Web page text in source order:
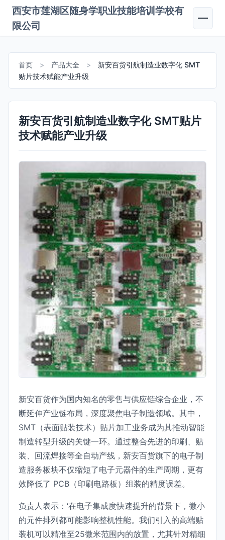
西安市莲湖区随身学职业技能培训学校有
限公司
首页 > 产品大全 >
新安百货引航制造业数字化 SMT
贴片技术赋能产业升级
新安百货引航制造业数字化 SMT贴片
技术赋能产业升级
新安百货作为国内知名的零售与供应链综合企业，不
断延伸产业链布局，深度聚焦电子制造领域。其中，
SMT（表面贴装技术）贴片加工业务成为其推动智能
制造转型升级的关键一环。通过整合先进的印刷、贴
装、回流焊接等全自动产线，新安百货旗下的电子制
造服务板块不仅缩短了电子元器件的生产周期，更有
效降低了 PCB（印刷电路板）组装的精度误差。
负责人表示：‘在电子集成度快速提升的背景下，微小
的元件排列都可能影响整机性能。我们引入的高端贴
装机可以精准至25微米范围内的放置，尤其针对精细